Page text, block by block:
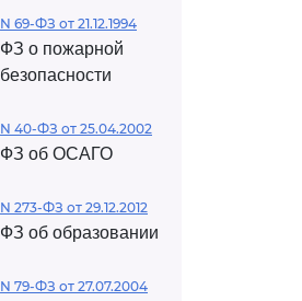
N 69-ФЗ от 21.12.1994
ФЗ о пожарной
безопасности
N 40-ФЗ от 25.04.2002
ФЗ об ОСАГО
N 273-ФЗ от 29.12.2012
ФЗ об образовании
N 79-ФЗ от 27.07.2004